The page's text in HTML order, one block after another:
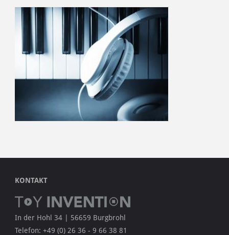
KONTAKT
In der Hohl 34 | 56659 Burgbrohl
Telefon: +49 (0) 26 36 - 9 66 38 81